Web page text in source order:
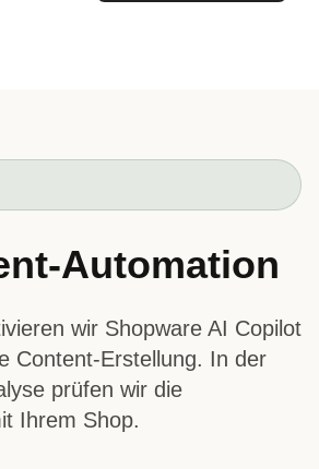
Automation
wir Shopware AI Copilot
Content-Erstellung. In der
prüfen wir die
Ihrem Shop.